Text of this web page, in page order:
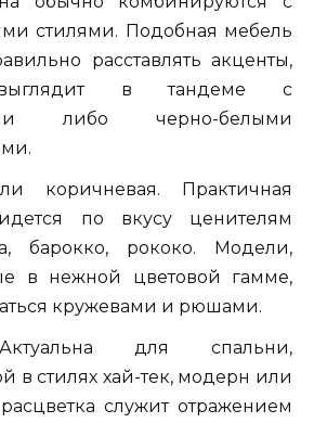
стилями. Подобная мебель
расставлять акценты,
в тандеме с
либо черно-белыми
коричневая. Практичная
по вкусу ценителям
барокко, рококо. Модели,
в нежной цветовой гамме,
кружевами и рюшами.
для спальни,
в стилях хай-тек, модерн или
служит отражением